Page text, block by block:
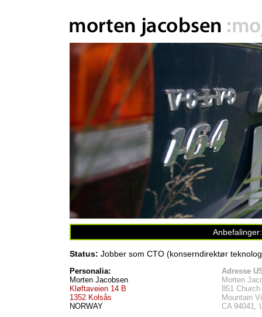
Status: Jobber som CTO (konserndirektør
Personalia:
Morten Jacobsen
Kløftaveien 14 B
1352 Kolsås
NORWAY
Adresse
Morten
851
Mountain
CA 94041,